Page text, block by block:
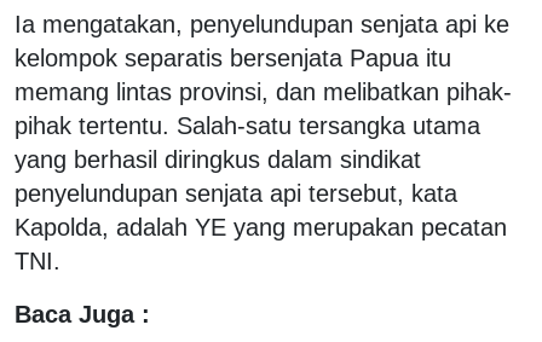
Ia mengatakan, penyelundupan senjata api ke
kelompok separatis bersenjata Papua itu
memang lintas provinsi, dan melibatkan pihak-
pihak tertentu. Salah-satu tersangka utama
yang berhasil diringkus dalam sindikat
penyelundupan senjata api tersebut, kata
Kapolda, adalah YE yang merupakan pecatan
TNI.
Baca Juga :